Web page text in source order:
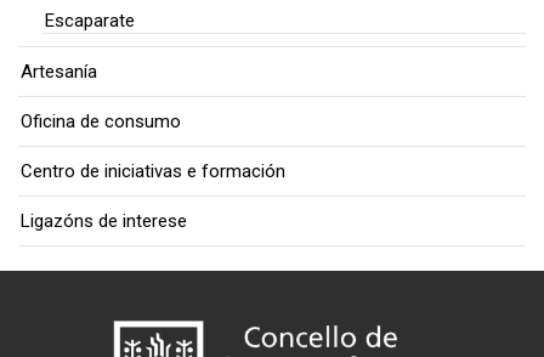
Escaparate
Artesanía
Oficina de consumo
Centro de iniciativas e formación
Ligazóns de interese